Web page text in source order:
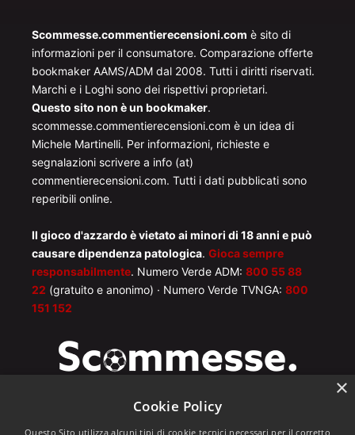
Scommesse.commentierecensioni.com è sito di
informazioni per il consumatore. Comparazione offerte
bookmaker AAMS/ADM dal 2008. Tutti i diritti riservati.
Marchi e i Loghi sono dei rispettivi proprietari.
Questo sito non è un bookmaker.
scommesse.commentierecensioni.com è un idea di
Michele Martinelli. Per informazioni, richieste e
segnalazioni scrivere a info (at)
commentierecensioni.com. Tutti i dati pubblicati sono
reperibili online.
Il gioco d'azzardo è vietato ai minori di 18 anni e può
causare dipendenza patologica. Gioca sempre
responsabilmente. Numero Verde ADM: 800 55 88
22 (gratuito e anonimo) · Numero Verde TVNGA: 800
151 152
×
Cookie Policy
Questo Sito utilizza alcuni tipi di cookie tecnici necessari per il corretto